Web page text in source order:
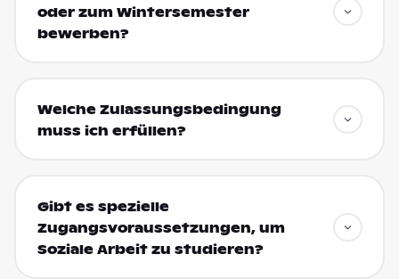
oder zum Wintersemester
bewerben?
Welche Zulassungsbedingung
muss ich erfüllen?
Gibt es spezielle
Zugangsvoraussetzungen, um
Soziale Arbeit zu studieren?